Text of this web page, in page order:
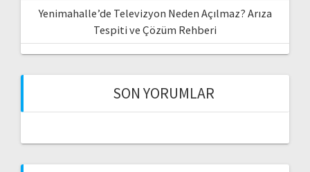
Yenimahalle’de Televizyon Neden Açılmaz? Arıza
Tespiti ve Çözüm Rehberi
SON YORUMLAR